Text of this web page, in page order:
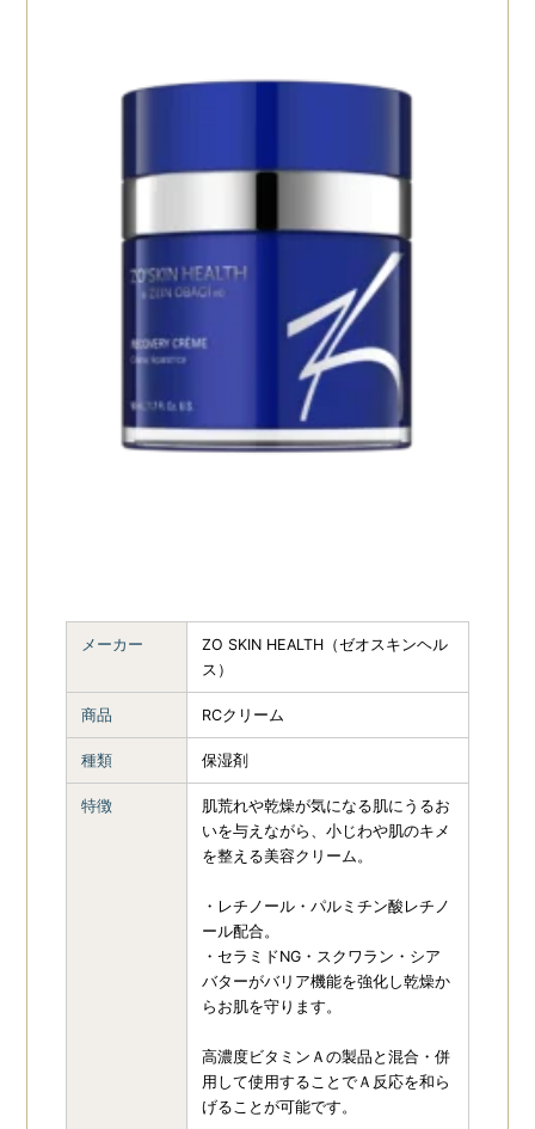
メーカー
ZO SKIN HEALTH（ゼオスキンヘル
ス）
商品 RCクリーム
種類 保湿剤
特徴
肌荒れや乾燥が気になる肌にうるお
いを与えながら、小じわや肌のキメ
を整える美容クリーム。
・レチノール・パルミチン酸レチノ
ール配合。
・セラミドNG・スクワラン・シア
バターがバリア機能を強化し乾燥か
らお肌を守ります。
高濃度ビタミンＡの製品と混合・併
用して使用することでＡ反応を和ら
げることが可能です。